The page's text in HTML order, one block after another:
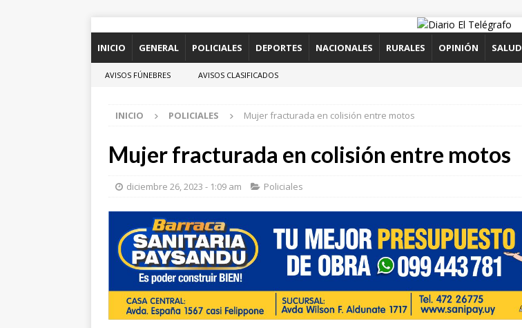
INICIO GENERAL POLICIALES DEPORTES NACIONALES RURALES OPINIÓN SALUD
AVISOS FÚNEBRES AVISOS CLASIFICADOS
INICIO POLICIALES Mujer fracturada en colisión entre motos
Mujer fracturada en colisión entre motos
diciembre 26, 2023 - 1:09 am Policiales